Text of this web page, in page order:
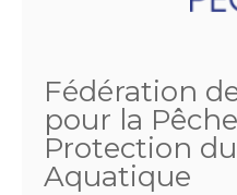
Fédération
pour la
Protection
Aquatique